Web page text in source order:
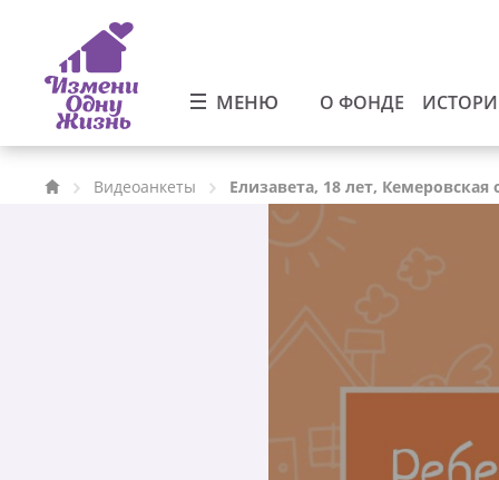
МЕНЮ О ФОНДЕ
Видеоанкеты Елизавета, 18 лет, Кемеровская